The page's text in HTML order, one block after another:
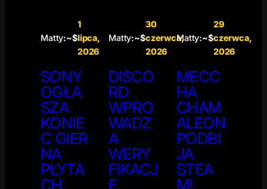
Matty:~$
1
lipca,
2026
SONY
OGŁA
SZA
KONIE
C GIER
NA
PŁYTA
CH.
Matty:~$
30
czerwca,
2026
DISCO
RD
WPRO
WADZ
A
WERY
FIKACJ
Ę
Matty:~$
29
czerwca,
2026
MECC
HA
CHAM
ALEON
PODBI
JA
STEA
M!